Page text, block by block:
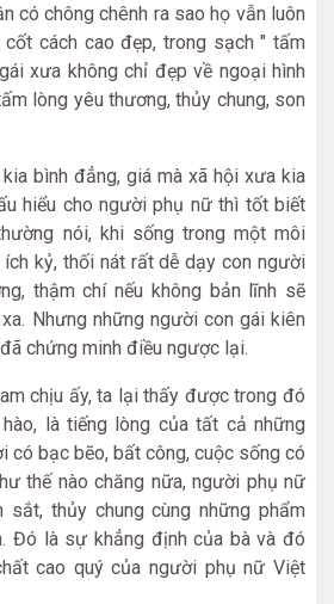
có chông chênh ra sao họ vẫn luôn
cách cao đẹp, trong sạch " tấm
xưa không chỉ đẹp về ngoại hình
lòng yêu thương, thủy chung, son
bình đẳng, giá mà xã hội xưa kia
hiểu cho người phụ nữ thì tốt biết
nói, khi sống trong một môi
kỷ, thối nát rất dễ dạy con người
thậm chí nếu không bản lĩnh sẽ
Nhưng những người con gái kiên
chứng minh điều ngược lại.
chịu ấy, ta lại thấy được trong đó
là tiếng lòng của tất cả những
có bạc bẽo, bất công, cuộc sống có
thế nào chăng nữa, người phụ nữ
thủy chung cùng những phẩm
Đó là sự khẳng định của bà và đó
cao quý của người phụ nữ Việt